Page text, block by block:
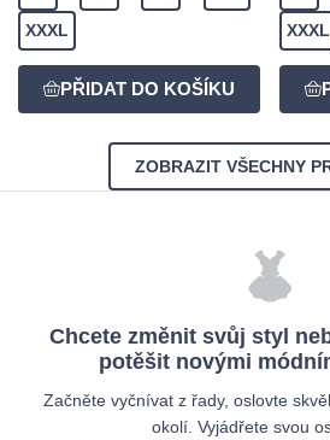
XXXL XXXL
ZOBRAZIT VŠECHNY
Chcete změnit svůj styl
potěšit novými
Začněte vyčnívat z řady, oslovte
okolí. Vyjádřete svou